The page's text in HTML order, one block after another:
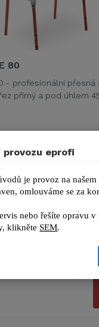
80
- profesionální přesná
přímý a pod úhlem
provozu eprofi
je provoz na našem
omlouváme se za
nebo řešíte opravu v
klikněte SEM.